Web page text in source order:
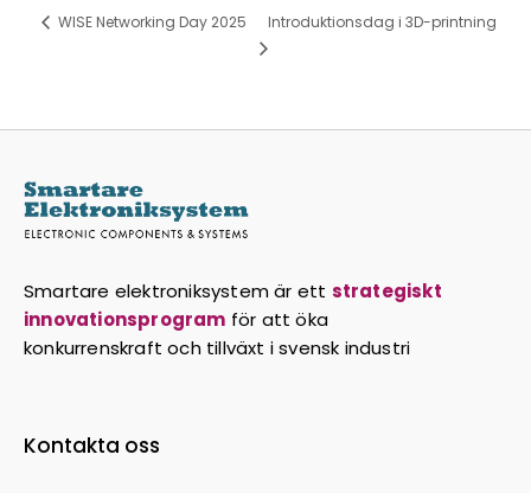
WISE Networking Day 2025 Introduktionsdag i 3D-printning
Smartare elektroniksystem är ett strategiskt
innovationsprogram för att öka
konkurrenskraft och tillväxt i svensk industri
Kontakta oss